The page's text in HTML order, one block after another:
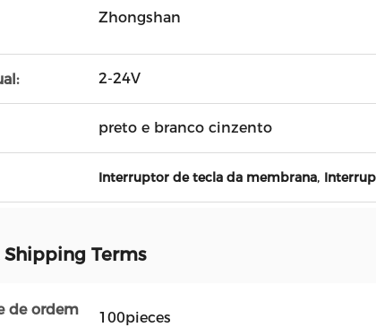
Zhongshan
2-24V
preto e branco cinzento
Interruptor de tecla da membrana,
Terms
de ordem
100pieces